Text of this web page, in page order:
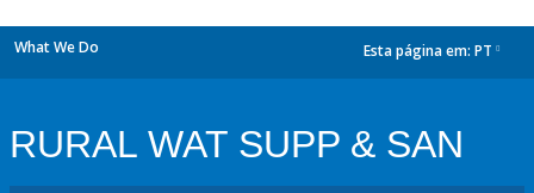
What We Do Esta página em: PT
RURAL WAT SUPP & SAN